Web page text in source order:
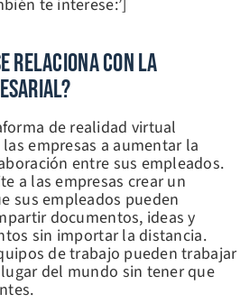
te interese:’]
Relaciona Con La
de realidad virtual
empresas a aumentar la
entre sus empleados.
a las empresas crear un
sus empleados pueden
documentos, ideas y
sin importar la distancia.
de trabajo pueden trabajar
del mundo sin tener que